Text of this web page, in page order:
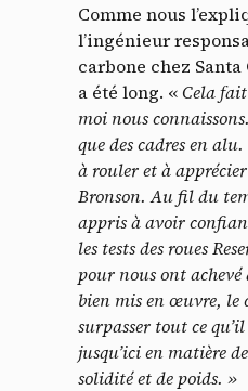
Comme nous
l’ingénieur
carbone chez
a été long. «Cela
moi nous
que des cadres en
à rouler et à
Bronson. Au fil du
appris à avoir
les tests des roues
pour nous ont achevé
bien mis en œuvre, le
surpasser tout ce
jusqu’ici en matière
solidité et de poids. »